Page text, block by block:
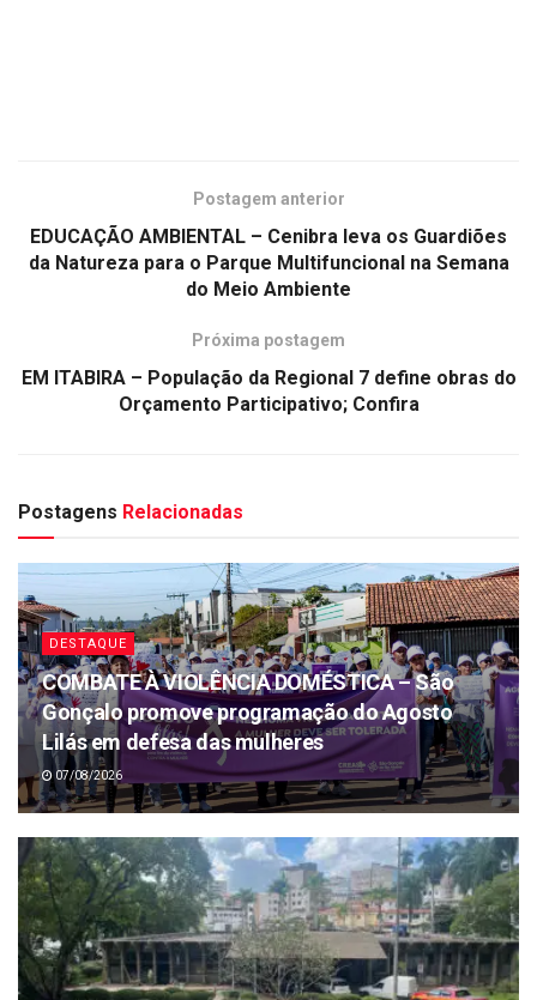
Postagem anterior
EDUCAÇÃO AMBIENTAL – Cenibra leva os Guardiões
da Natureza para o Parque Multifuncional na Semana
do Meio Ambiente
Próxima postagem
EM ITABIRA – População da Regional 7 define obras do
Orçamento Participativo; Confira
Postagens Relacionadas
DESTAQUE
COMBATE À VIOLÊNCIA DOMÉSTICA – São
Gonçalo promove programação do Agosto
Lilás em defesa das mulheres
07/08/2026